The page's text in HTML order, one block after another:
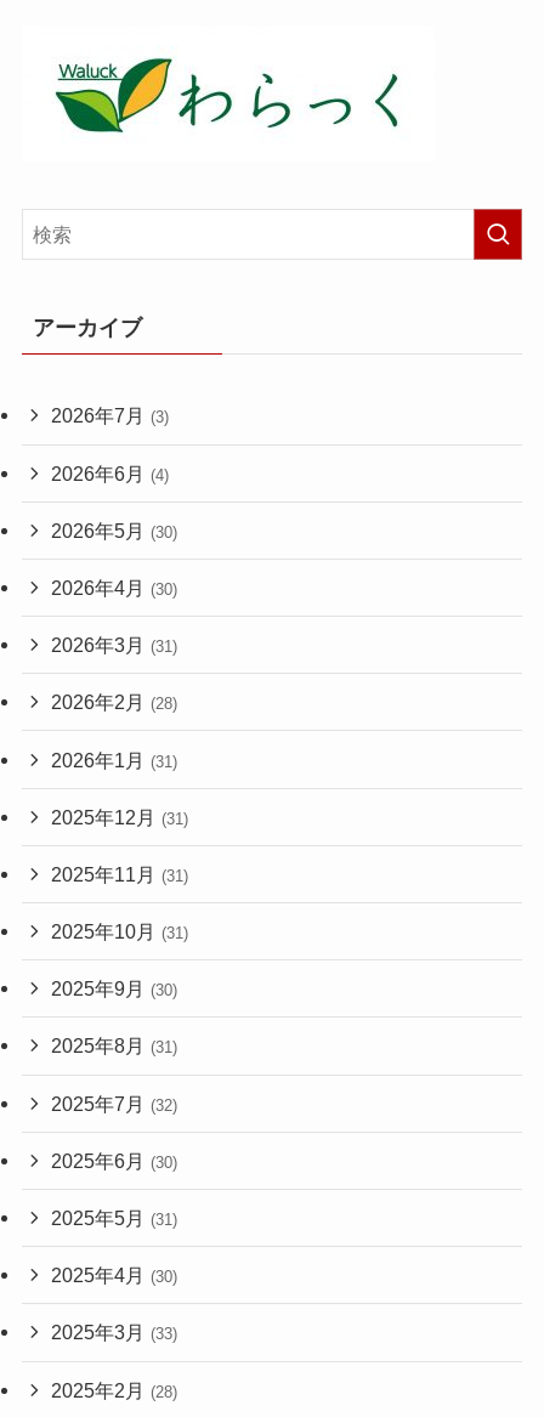
アーカイブ
2026年7月 (3)
2026年6月 (4)
2026年5月 (30)
2026年4月 (30)
2026年3月 (31)
2026年2月 (28)
2026年1月 (31)
2025年12月 (31)
2025年11月 (31)
2025年10月 (31)
2025年9月 (30)
2025年8月 (31)
2025年7月 (32)
2025年6月 (30)
2025年5月 (31)
2025年4月 (30)
2025年3月 (33)
2025年2月 (28)